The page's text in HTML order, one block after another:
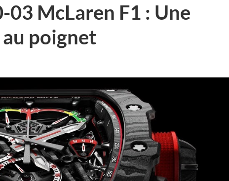
McLaren F1 : Une
poignet